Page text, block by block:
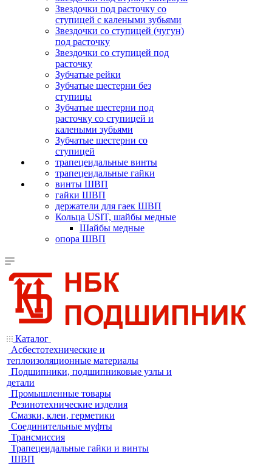
Звездочки под расточку со
ступицей с калеными зубьями
Звездочки со ступицей (чугун)
под расточку
Звездочки со ступицей под
расточку
Зубчатые рейки
Зубчатые шестерни без
ступицы
Зубчатые шестерни под
расточку со ступицей и
калеными зубьями
Зубчатые шестерни со
ступицей
трапецеидальные винты
трапецеидальные гайки
винты ШВП
гайки ШВП
держатели для гаек ШВП
Кольца USIT, шайбы медные
Шайбы медные
опора ШВП
Каталог
Асбестотехнические и
теплоизоляционные материалы
Подшипники, подшипниковые узлы и
детали
Промышленные товары
Резинотехнические изделия
Смазки, клеи, герметики
Соединительные муфты
Трансмиссия
Трапецеидальные гайки и винты
ШВП